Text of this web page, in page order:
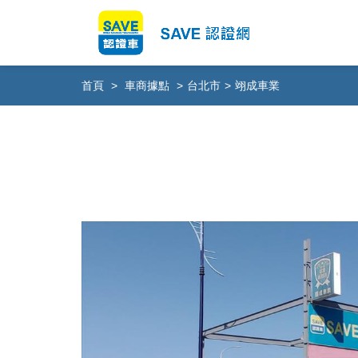
首頁 > 車商據點 > 台北市 > 翊成車業